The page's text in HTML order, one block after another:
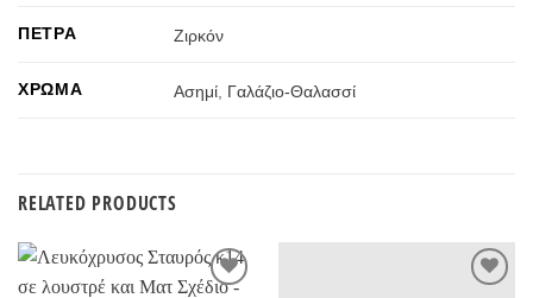
ΠΈΤΡΑ Ζιρκόν
ΧΡΏΜΑ Ασημί Γαλάζιο-Θαλασσί
RELATED PRODUCTS